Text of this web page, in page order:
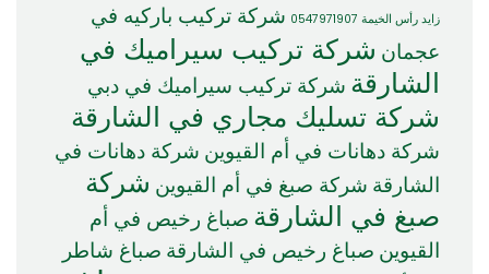
زايد رأس الخيمة 0547971907
شركة تركيب باركيه في
عجمان شركة تركيب سيراميك في
الشارقة شركة تركيب سيراميك في دبي
شركة تسليك مجاري في الشارقة
شركة دهانات في أم القيوين شركة دهانات في
الشارقة شركة صبغ في أم القيوين شركة
صبغ في الشارقة صباغ رخيص في أم
القيوين صباغ رخيص في الشارقة صباغ شاطر